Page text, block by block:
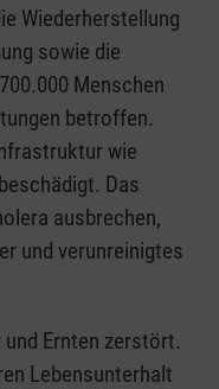
Wiederherstellung
sowie die
Menschen
betroffen.
wie
Das
ausbrechen,
und verunreinigtes
und Ernten zerstört.
Lebensunterhalt